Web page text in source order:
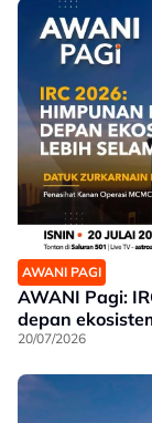
AWANI PAGI
AWANI Pagi:
depan
20/07/2026